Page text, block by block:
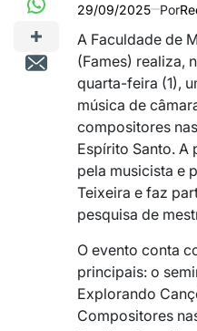
29/09/2025 Por
A Faculdade de
(Fames) realiza,
quarta-feira (1),
música de
compositores
Espírito Santo. A
pela musicista e
Teixeira e faz
pesquisa de
O evento conta
principais: o
Explorando
Compositores